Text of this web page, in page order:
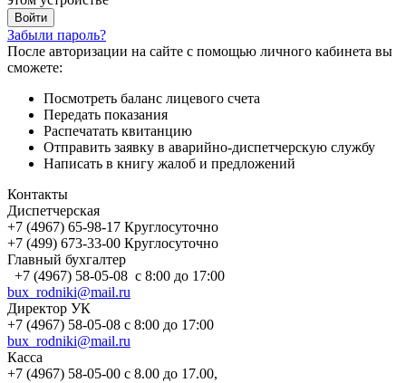
Забыли пароль?
После авторизации на сайте с помощью личного кабинета вы
сможете:
Посмотреть баланс лицевого счета
Передать показания
Распечатать квитанцию
Отправить заявку в аварийно-диспетчерскую службу
Написать в книгу жалоб и предложений
Контакты
Диспетчерская
+7 (4967) 65-98-17 Круглосуточно
+7 (499) 673-33-00 Круглосуточно
Главный бухгалтер
+7 (4967) 58-05-08 с 8:00 до 17:00
bux_rodniki@mail.ru
Директор УК
+7 (4967) 58-05-08 с 8:00 до 17:00
bux_rodniki@mail.ru
Касса
+7 (4967) 58-05-00 с 8.00 до 17.00,